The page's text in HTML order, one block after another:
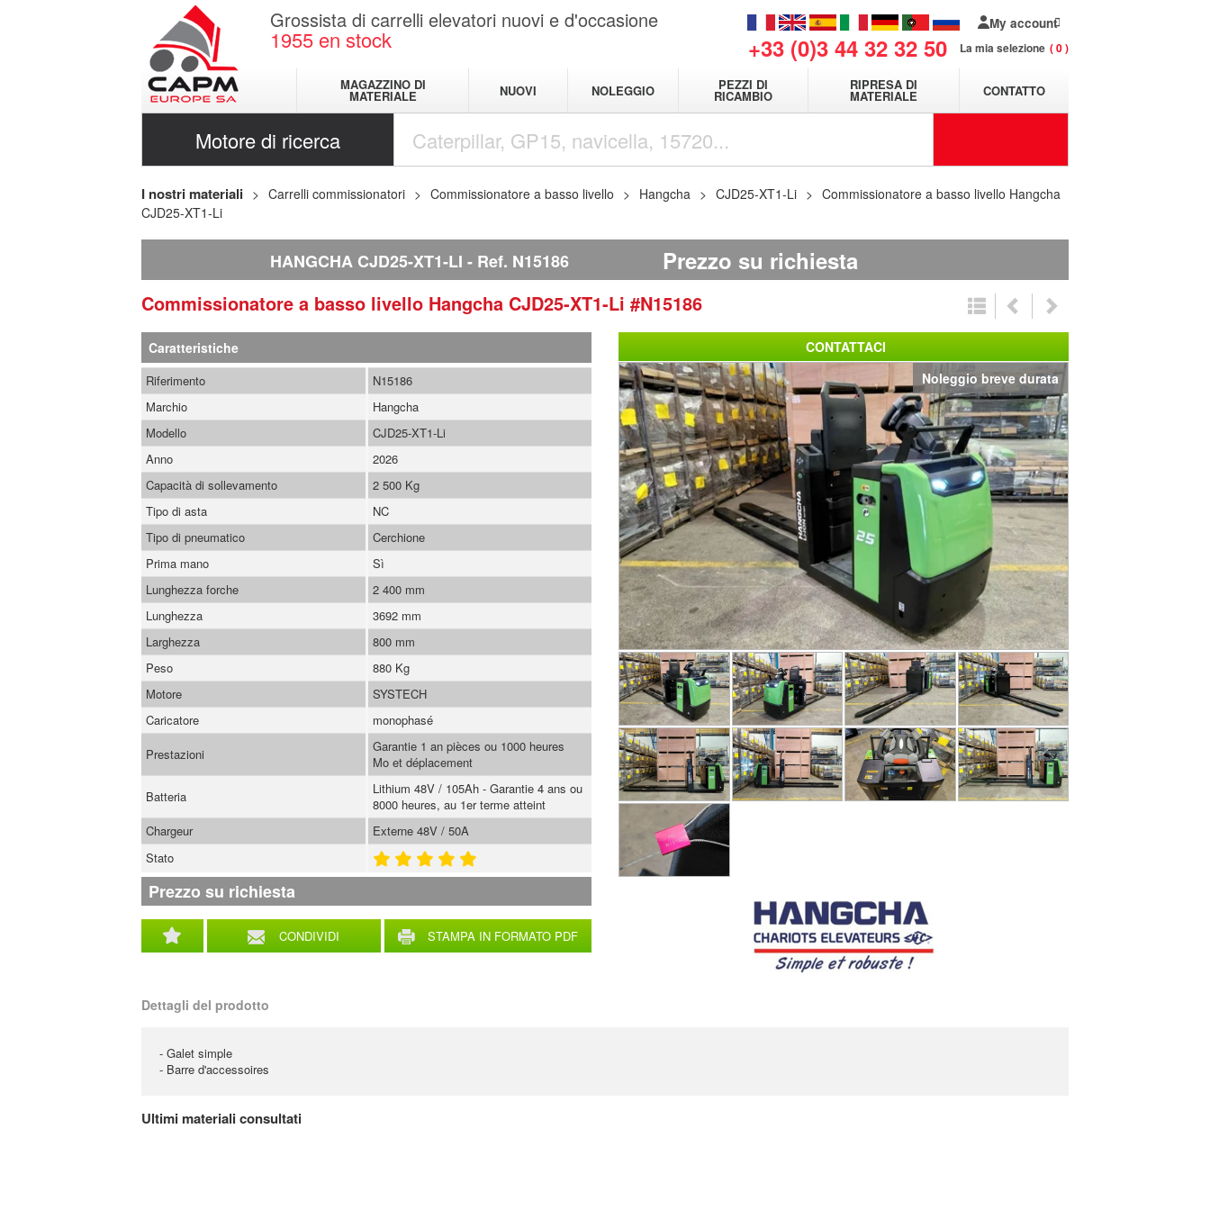
Grossista di carrelli elevatori nuovi e d'occasione
1955 en stock +33 (0)3 44 32 32 50
My account
La mia selezione 0
MAGAZZINO DI
MATERIALE NUOVI NOLEGGIO PEZZI DI
RICAMBIO
RIPRESA DI
MATERIALE CONTATTO
Motore di ricerca
I nostri materiali Carrelli commissionatori Commissionatore a basso livello Hangcha CJD25-XT1-Li
Commissionatore a basso livello Hangcha
CJD25-XT1-Li
HANGCHA CJD25-XT1-LI Ref. N15186 Prezzo su richiesta
Commissionatore a basso livello Hangcha CJD25-XT1-Li #N15186
Noleggio breve durata
Caratteristiche
CONDIVIDI STAMPA IN FORMATO PDF
Riferimento
N15186
Marchio
Hangcha
Modello
CJD25-XT1-Li
Anno
2026
Capacità di sollevamento
2 500 Kg
Tipo di asta
NC
Tipo di pneumatico
Cerchione
Prima mano
Sì
Lunghezza forche
2 400 mm
Lunghezza
3692 mm
Larghezza
800 mm
Peso
880 Kg
Motore
SYSTECH
Caricatore
monophasé
Prestazioni
Garantie 1 an pièces ou 1000 heures
Mo et déplacement
Batteria
Lithium 48V / 105Ah - Garantie 4 ans ou
8000 heures, au 1er terme atteint
Chargeur
Externe 48V / 50A
Stato
Prezzo su richiesta
Dettagli del prodotto
- Galet simple
- Barre d'accessoires
CONTATTACI
Ultimi materiali consultati